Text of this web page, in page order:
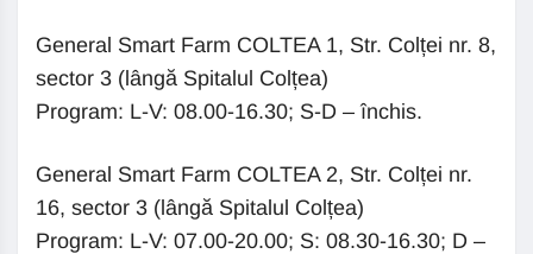
General Smart Farm COLTEA 1, Str. Colței nr. 8,
sector 3 (lângă Spitalul Colțea)
Program: L-V: 08.00-16.30; S-D – închis.
General Smart Farm COLTEA 2, Str. Colței nr.
16, sector 3 (lângă Spitalul Colțea)
Program: L-V: 07.00-20.00; S: 08.30-16.30; D –